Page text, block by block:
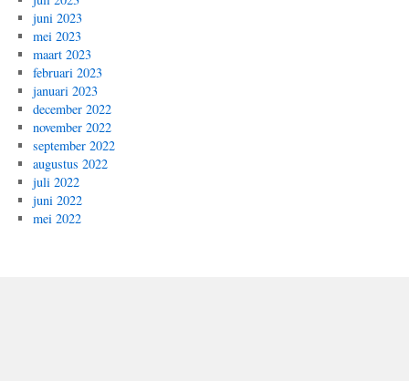
juni 2023
mei 2023
maart 2023
februari 2023
januari 2023
december 2022
november 2022
september 2022
augustus 2022
juli 2022
juni 2022
mei 2022